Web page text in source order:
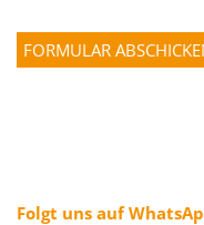
Folgt uns auf